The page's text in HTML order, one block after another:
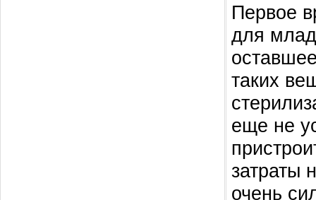
Первое
для
таких
еще не
затраты
очень